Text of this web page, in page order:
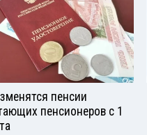
пенсии
пенсионеров с 1